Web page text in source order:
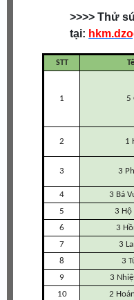
>>>> Thử
tại:
STT
1 5
2 1
3 3
4
3 Bá
5
3 Hộ
6
3
7
3
8
3
9
3
10
2